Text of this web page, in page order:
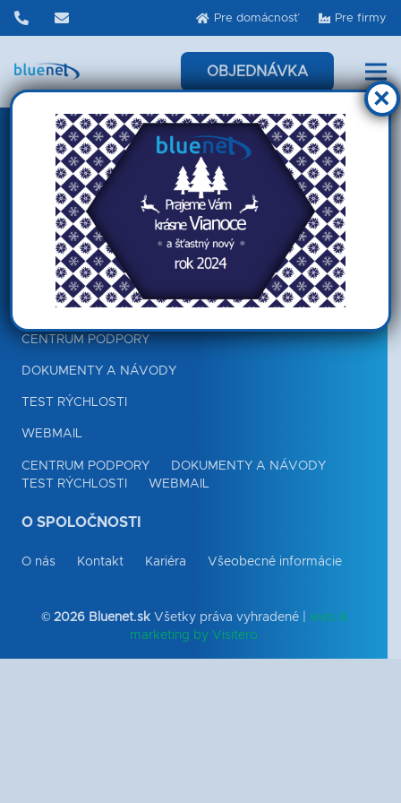
Pre domácnosť Pre firmy
OBJEDNÁVKA
+421 911 420 520
SLUŽBY
INTERNET TELEVÍZIA ZARIADENIA
POMOC A PODPORA
CENTRUM PODPORY
DOKUMENTY A NÁVODY
TEST RÝCHLOSTI
WEBMAIL
CENTRUM PODPORY
DOKUMENTY A NÁVODY
TEST RÝCHLOSTI
WEBMAIL
O SPOLOČNOSTI
O nás Kontakt Kariéra Všeobecné informácie
© 2026Bluenet.skVšetky práva vyhradené | web &
marketing by Visitero
×